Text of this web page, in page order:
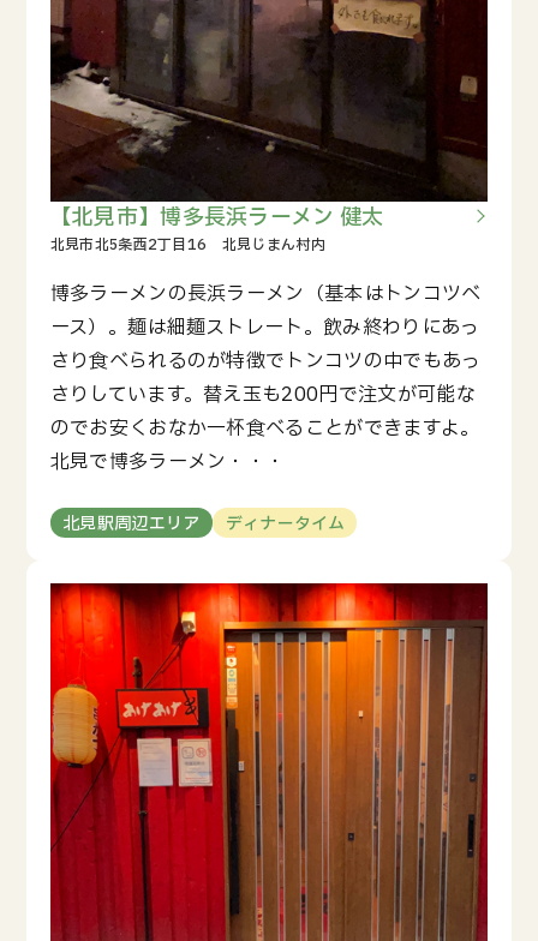
【北見市】博多長浜ラーメン 健太
博多ラーメンの長浜ラーメン（基本はトンコツベ
ース）。麺は細麺ストレート。飲み終わりにあっ
さり食べられるのが特徴でトンコツの中でもあっ
さりしています。替え玉も200円で注文が可能な
のでお安くおなか一杯食べることができますよ。
北見で博多ラーメン・・・
北見駅周辺エリア ディナータイム